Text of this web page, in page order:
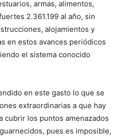
armas, alimentos,
2.361.199 al año, sin
alojamientos y
en estos avances periódicos
el sistema conocido
en este gasto lo que se
extraordinarias a que hay
cubrir los puntos amenazados
pues es imposible,